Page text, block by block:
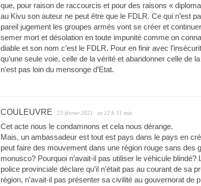
que, pour raison de raccourcis et pour des raisons «
au Kivu son auteur ne peut être que le FDLR. Ce qui n’est
pareil jugement les groupes armés vont se créer et
semer mort et désolation en toute impunité comme on
diable et son nom c’est le FDLR. Pour en finir avec
qu’une seule voie, celle de la vérité et abandonner celle de
n’est pas loin du mensonge d’Etat.
COULEUVRE 23 février 2021 at 12 h 31 min
Cet acte nous le condamnons et cela nous dérange.
Mais, un ambassadeur est tout est pays dans le pays en
peut faire des mouvement dans une région rouge sans des
monusco? Pourquoi n’avait-il pas utiliser le véhicule blindé?
police provinciale déclare qu’il n’était pas au courant de sa
région, n’avait-il pas présenter sa civilité au gouvernorat de